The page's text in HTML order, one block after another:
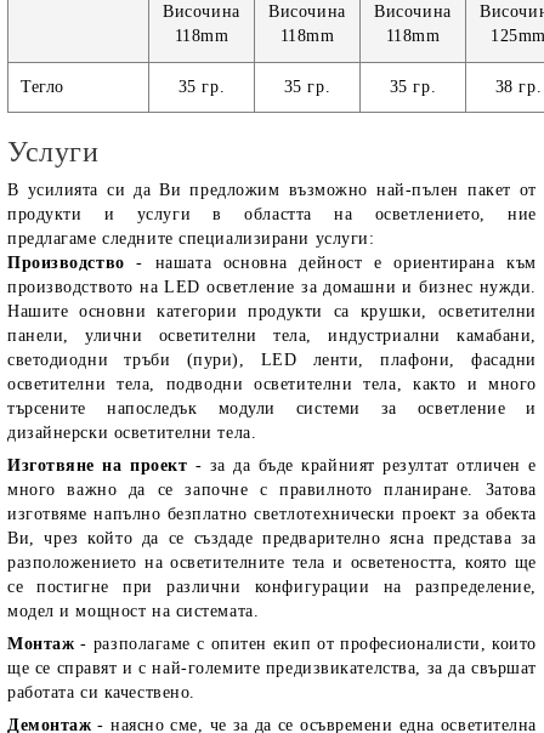
Височина
118mm
Височина
118mm
Височина
118mm
Тегло 35 гр. 35 гр. 35 гр. 38 гр.
Услуги
В усилията си да Ви предложим възможно най-пълен пакет от
продукти и услуги в областта на осветлението, ние
предлагаме следните специализирани услуги:
Производство - нашата основна дейност е ориентирана към
производството на LED осветление за домашни и бизнес нужди.
Нашите основни категории продукти са крушки, осветителни
панели, улични осветителни тела, индустриални камабани,
светодиодни тръби (пури), LED ленти, плафони, фасадни
осветителни тела, подводни осветителни тела, както и много
търсените напоследък модули системи за осветление и
дизайнерски осветителни тела.
Изготвяне на проект - за да бъде крайният резултат отличен е
много важно да се започне с правилното планиране. Затова
изготвяме напълно безплатно светлотехнически проект за обекта
Ви, чрез който да се създаде предварително ясна представа за
разположението на осветителните тела и осветеността, която ще
се постигне при различни конфигурации на разпределение,
модел и мощност на системата.
Монтаж - разполагаме с опитен екип от професионалисти, които
ще се справят и с най-големите предизвикателства, за да свършат
работата си качествено.
Демонтаж - наясно сме, че за да се осъвремени една осветителна